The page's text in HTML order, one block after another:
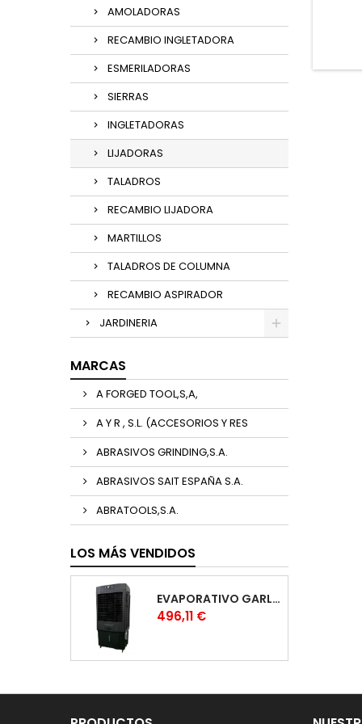
AMOLADORAS
RECAMBIO INGLETADORA
ESMERILADORAS
SIERRAS
INGLETADORAS
LIJADORAS
TALADROS
RECAMBIO LIJADORA
MARTILLOS
TALADROS DE COLUMNA
RECAMBIO ASPIRADOR
JARDINERIA
MARCAS
A FORGED TOOL,S,A,
A Y R , S.L. (ACCESORIOS Y RES
ABRASIVOS GRINDING,S.A.
ABRASIVOS SAIT ESPAÑA S.A.
ABRATOOLS,S.A.
LOS MÁS VENDIDOS
EVAPORATIVO GARLAND COOL 1530
Precio
496,11 €